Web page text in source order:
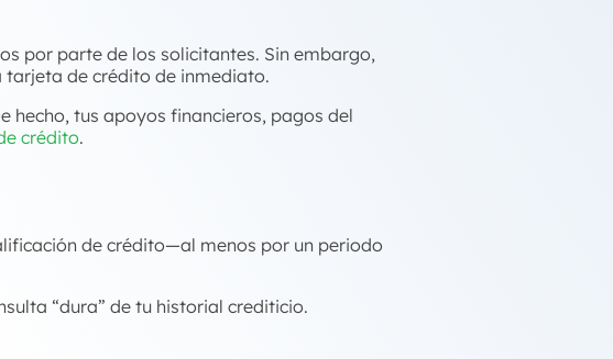
por parte de los solicitantes. Sin embargo,
tarjeta de crédito de inmediato.
hecho, tus apoyos financieros, pagos del
crédito.
de crédito—al menos por un periodo
“dura” de tu historial crediticio.